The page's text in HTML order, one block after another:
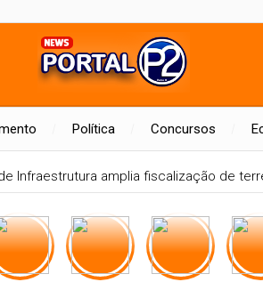
Política Concursos
Infraestrutura amplia fiscalização de